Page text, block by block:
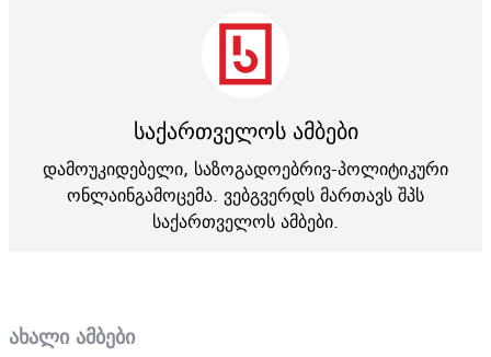
ახალი ამბები
საქართველოს ამბები
დამოუკიდებელი, საზოგადოებრივ-პოლიტიკური
ონლაინგამოცემა. ვებგვერდს მართავს შპს
საქართველოს ამბები.